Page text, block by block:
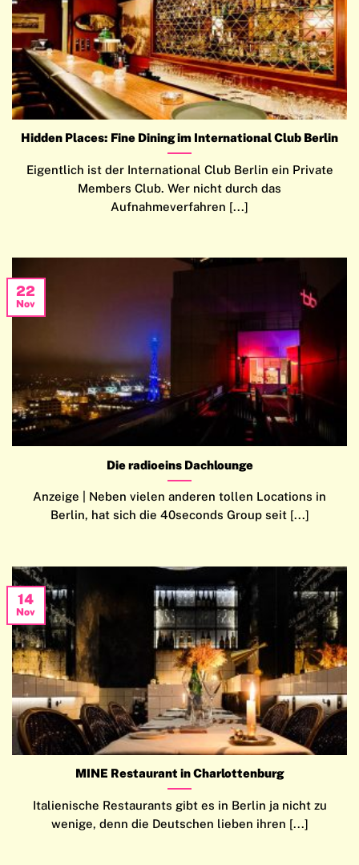
Hidden Places: Fine Dining im International Club Berlin
Eigentlich ist der International Club Berlin ein Private
Members Club. Wer nicht durch das
Aufnahmeverfahren [...]
Die radioeins Dachlounge
Anzeige | Neben vielen anderen tollen Locations in
Berlin, hat sich die 40seconds Group seit [...]
22
Nov
MINE Restaurant in Charlottenburg
Italienische Restaurants gibt es in Berlin ja nicht zu
wenige, denn die Deutschen lieben ihren [...]
14
Nov